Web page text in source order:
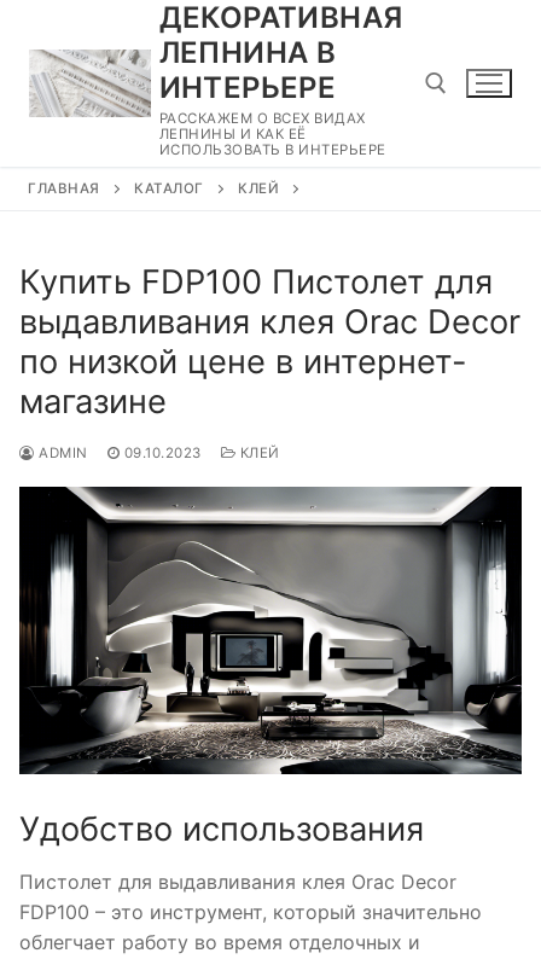
содержимому
ДЕКОРАТИВНАЯ
ЛЕПНИНА В
ИНТЕРЬЕРЕ
РАССКАЖЕМ О ВСЕХ ВИДАХ
ЛЕПНИНЫ И КАК ЕЁ
ИСПОЛЬЗОВАТЬ В ИНТЕРЬЕРЕ
ГЛАВНАЯ КАТАЛОГ КЛЕЙ
Купить FDP100 Пистолет для
выдавливания клея Orac Decor
по низкой цене в интернет-
магазине
ADMIN 09.10.2023 КЛЕЙ
Удобство использования
Пистолет для выдавливания клея Orac Decor
FDP100 – это инструмент, который значительно
облегчает работу во время отделочных и